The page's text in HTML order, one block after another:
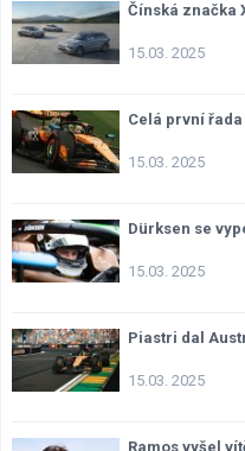
Čínská značka
15.03. 2025
Celá první
15.03. 2025
Dürksen se
15.03. 2025
Piastri dal
15.03. 2025
Ramos vyšel